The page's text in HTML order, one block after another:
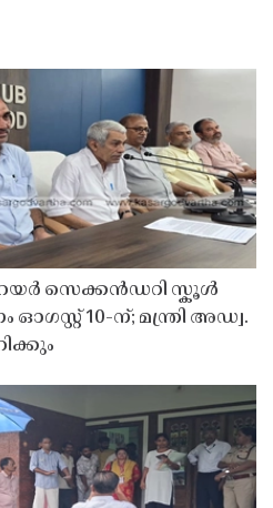
സെക്കൻഡറി സ്കൂൾ
ഓഗസ്റ്റ് 10-ന്; മന്ത്രി അഡ്വ.